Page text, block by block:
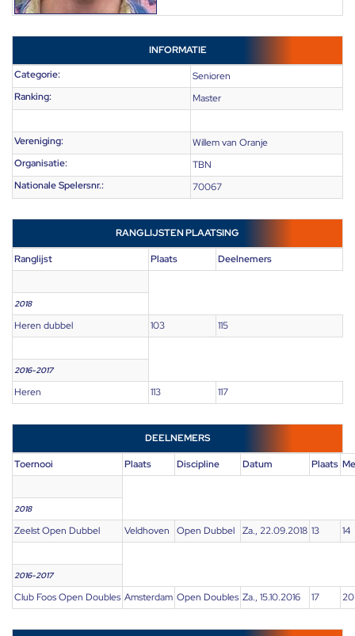
INFORMATIE
Categorie:
Senioren
Ranking:
Master
Vereniging:
Willem van Oranje
Organisatie:
TBN
Nationale Spelersnr.:
70067
RANGLIJSTEN PLAATSING
Ranglijst Plaats Deelnemers
2018
Heren dubbel 103 115
2016-2017
Heren 113 117
DEELNEMERS
Toernooi Plaats Discipline Datum Plaats
2018
Zeelst Open Dubbel Veldhoven Open Dubbel Za., 22.09.2018 13 14
2016-2017
Club Foos Open Doubles Amsterdam Open Doubles Za., 15.10.2016 17 20